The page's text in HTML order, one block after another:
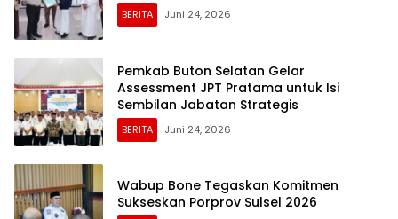
BERITA Juni 24, 2026
Pemkab Buton Selatan Gelar
Assessment JPT Pratama untuk Isi
Sembilan Jabatan Strategis
BERITA Juni 24, 2026
Wabup Bone Tegaskan Komitmen
Sukseskan Porprov Sulsel 2026